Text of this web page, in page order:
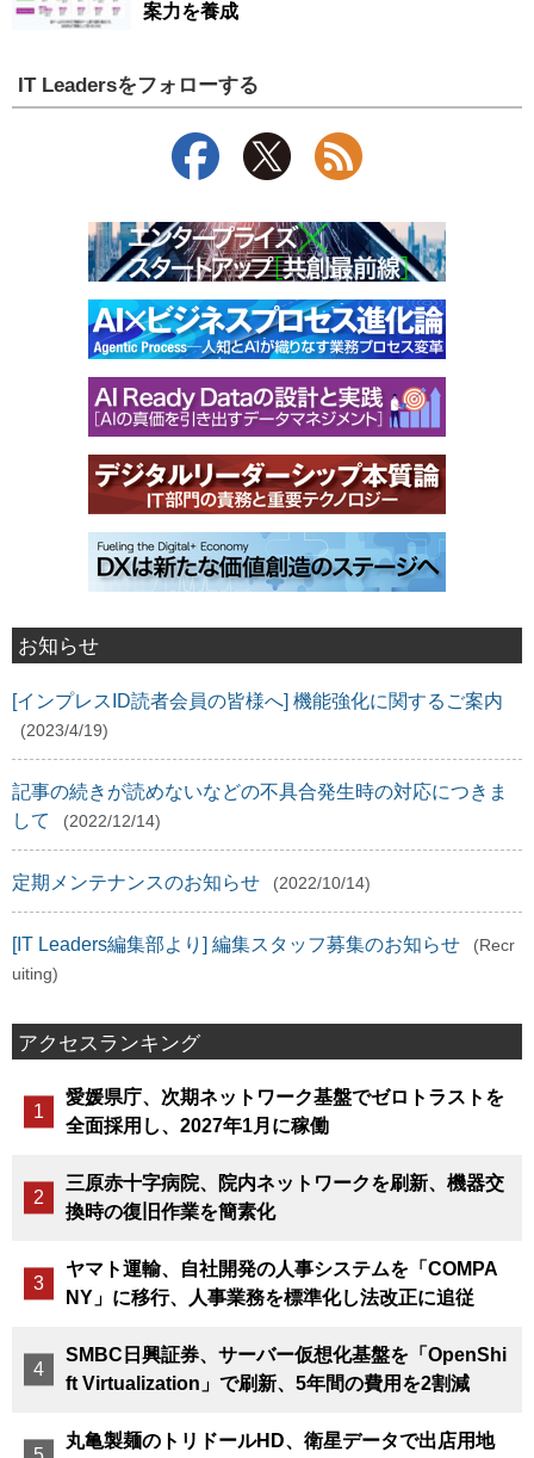
案力を養成
IT Leadersをフォローする
お知らせ
[インプレスID読者会員の皆様へ] 機能強化に関するご案内
(2023/4/19)
記事の続きが読めないなどの不具合発生時の対応につきま
して
(2022/12/14)
定期メンテナンスのお知らせ (2022/10/14)
[IT Leaders編集部より] 編集スタッフ募集のお知らせ
(Recr
uiting)
アクセスランキング
愛媛県庁、次期ネットワーク基盤でゼロトラストを
全面採用し、2027年1月に稼働
三原赤十字病院、院内ネットワークを刷新、機器交
換時の復旧作業を簡素化
ヤマト運輸、自社開発の人事システムを「COMPA
NY」に移行、人事業務を標準化し法改正に追従
SMBC日興証券、サーバー仮想化基盤を「OpenShi
ft Virtualization」で刷新、5年間の費用を2割減
丸亀製麺のトリドールHD、衛星データで出店用地